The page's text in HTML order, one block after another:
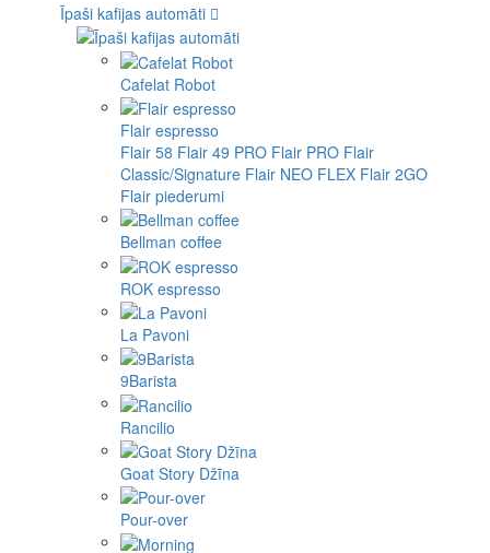
Īpaši kafijas automāti
Cafelat Robot
Flair espresso
Flair 58 Flair 49 PRO Flair PRO Flair
Classic/Signature Flair NEO FLEX Flair 2GO
Flair piederumi
Bellman coffee
ROK espresso
La Pavoni
9Barista
Rancilio
Goat Story Džīna
Pour-over